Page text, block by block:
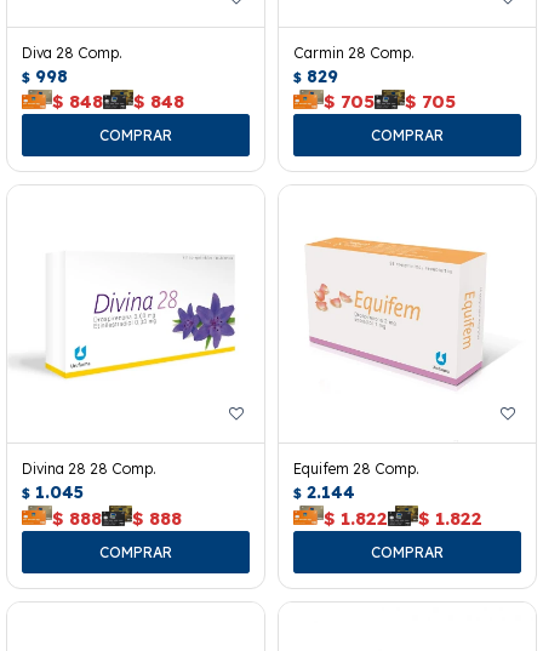
Diva 28 Comp.
$ 998
$ 848 $ 848
Carmin 28 Comp.
$ 829
$ 705 $ 705
Divina 28 28 Comp.
$ 1.045
$ 888 $ 888
Equifem 28 Comp.
$ 2.144
$ 1.822 $ 1.822